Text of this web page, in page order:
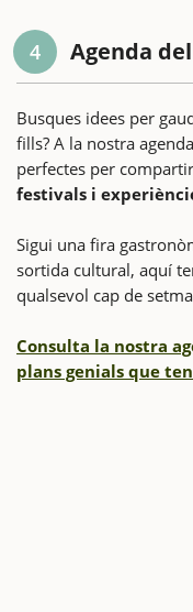
4 Agenda
Busques idees per
fills? A la nostra
perfectes per
festivals i
Sigui una fira
sortida cultural, aquí
qualsevol cap de
Consulta la nostra
plans genials que